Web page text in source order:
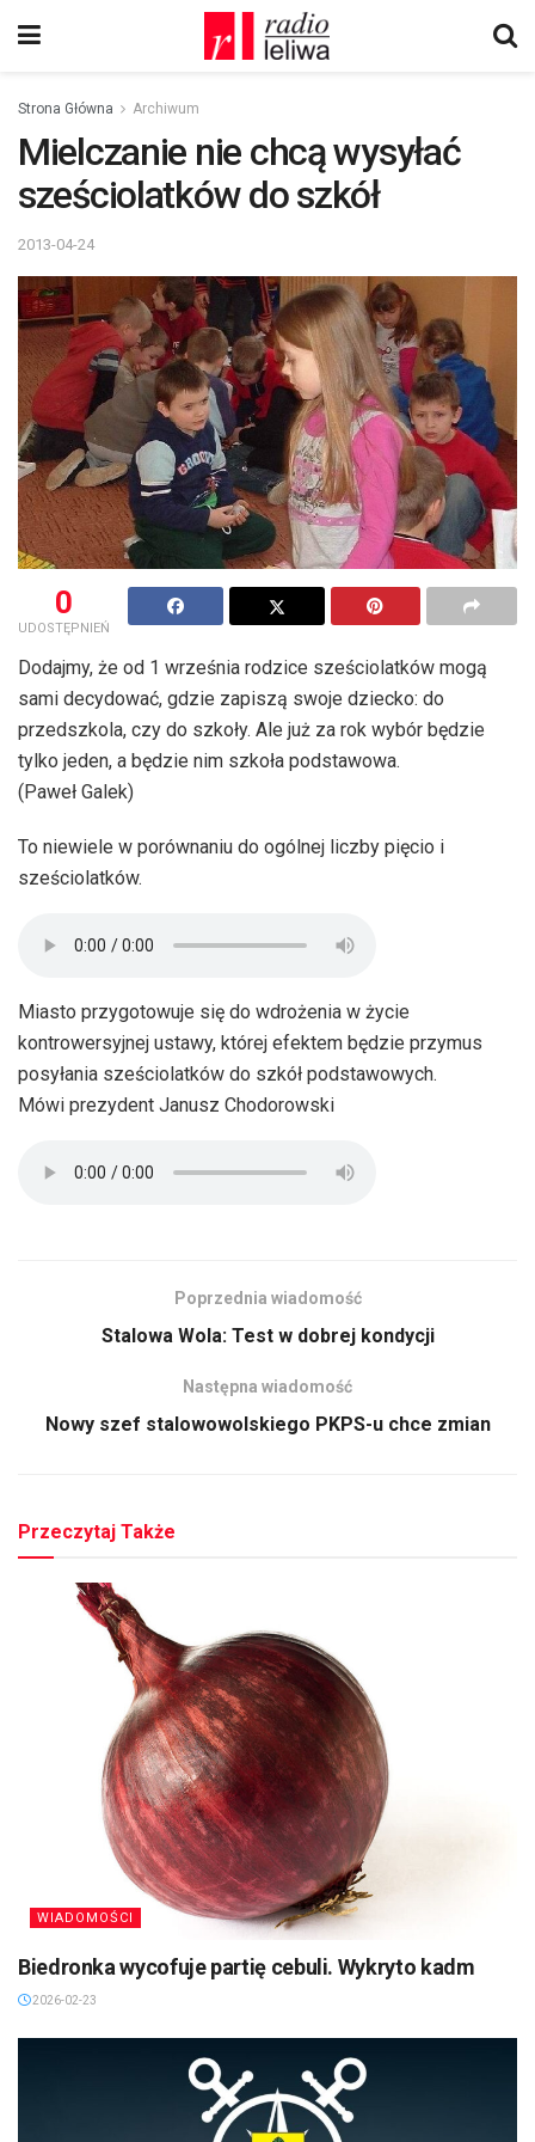
Strona Główna Archiwum
Mielczanie nie chcą wysyłać
sześciolatków do szkół
2013-04-24
0
UDOSTĘPNIEŃ
Dodajmy, że od 1 września rodzice sześciolatków mogą
sami decydować, gdzie zapiszą swoje dziecko: do
przedszkola, czy do szkoły. Ale już za rok wybór będzie
tylko jeden, a będzie nim szkoła podstawowa.
(Paweł Galek)
To niewiele w porównaniu do ogólnej liczby pięcio i
sześciolatków.
Miasto przygotowuje się do wdrożenia w życie
kontrowersyjnej ustawy, której efektem będzie przymus
posyłania sześciolatków do szkół podstawowych.
Mówi prezydent Janusz Chodorowski
Poprzednia wiadomość
Stalowa Wola: Test w dobrej kondycji
Następna wiadomość
Nowy szef stalowowolskiego PKPS-u chce zmian
Przeczytaj Także
WIADOMOŚCI
Biedronka wycofuje partię cebuli. Wykryto kadm
2026-02-23